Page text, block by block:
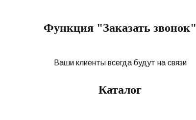
Функция "Заказать звонок"
Ваши клиенты всегда будут на связи
Каталог